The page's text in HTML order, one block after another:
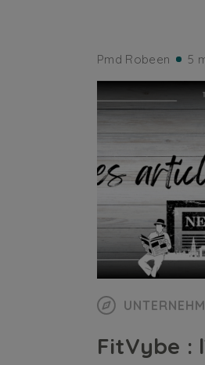
Pmd Robeen 5
FitVybe :